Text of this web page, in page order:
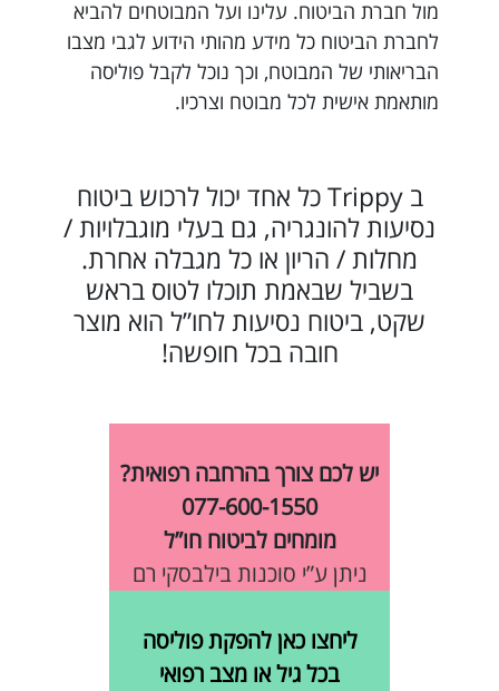
מול חברת הביטוח. עלינו ועל המבוטחים להביא
לחברת הביטוח כל מידע מהותי הידוע לגבי מצבו
הבריאותי של המבוטח, וכך נוכל לקבל פוליסה
מותאמת אישית לכל מבוטח וצרכיו.
ב Trippy כל אחד יכול לרכוש ביטוח
נסיעות להונגריה, גם בעלי מוגבלויות /
מחלות / הריון או כל מגבלה אחרת.
בשביל שבאמת תוכלו לטוס בראש
שקט, ביטוח נסיעות לחו”ל הוא מוצר
חובה בכל חופשה!
יש לכם צורך בהרחבה רפואית?
077-600-1550
מומחים לביטוח חו”ל
ניתן ע”י סוכנות בילבסקי רם
ליחצו כאן להפקת פוליסה
בכל גיל או מצב רפואי